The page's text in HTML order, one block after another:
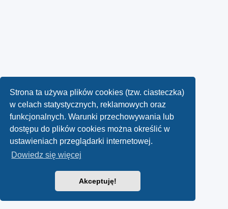
Strona ta używa plików cookies (tzw. ciasteczka)
w celach statystycznych, reklamowych oraz
funkcjonalnych. Warunki przechowywania lub
dostępu do plików cookies można określić w
ustawieniach przeglądarki internetowej.
Dowiedz się więcej
Akceptuję!